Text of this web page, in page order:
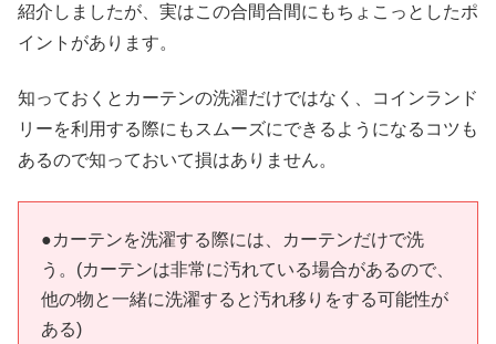
紹介しましたが、実はこの合間合間にもちょこっとしたポ
イントがあります。
知っておくとカーテンの洗濯だけではなく、コインランド
リーを利用する際にもスムーズにできるようになるコツも
あるので知っておいて損はありません。
●カーテンを洗濯する際には、カーテンだけで洗
う。(カーテンは非常に汚れている場合があるので、
他の物と一緒に洗濯すると汚れ移りをする可能性が
ある)